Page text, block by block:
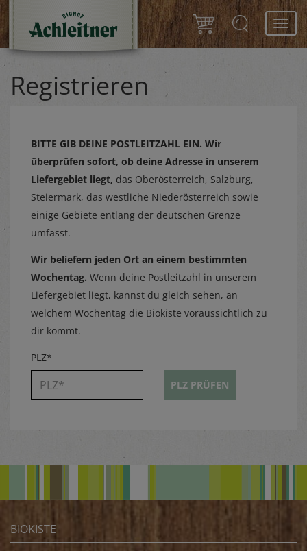
Registrieren
BITTE GIB DEINE POSTLEITZAHL EIN. Wir
überprüfen sofort, ob deine Adresse in unserem
Liefergebiet liegt, das Oberösterreich, Salzburg,
Steiermark, das westliche Niederösterreich sowie
einige Gebiete entlang der deutschen Grenze
umfasst.
Wir beliefern jeden Ort an einem bestimmten
Wochentag. Wenn deine Postleitzahl in unserem
Liefergebiet liegt, kannst du gleich sehen, an
welchem Wochentag die Biokiste voraussichtlich zu
dir kommt.
PLZ*
PLZ PRÜFEN
BIOKISTE